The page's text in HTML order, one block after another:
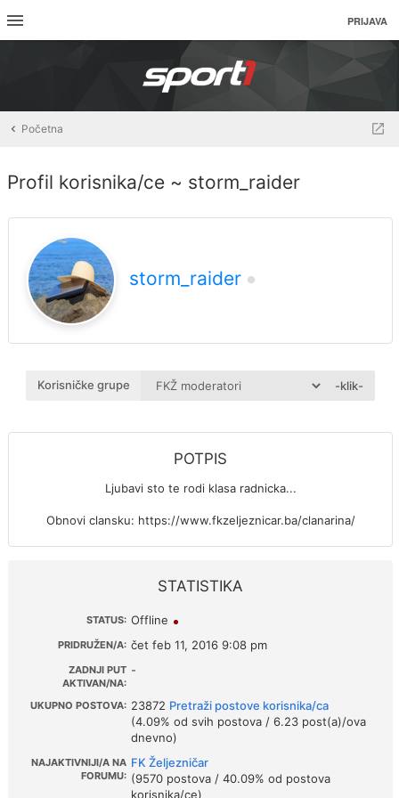
PRIJAVA
Početna
Profil korisnika/ce ~ storm_raider
storm_raider
Korisničke grupe -klik-
POTPIS
Ljubavi sto te rodi klasa radnicka...
Obnovi clansku: https://www.fkzeljeznicar.ba/clanarina/
STATISTIKA
STATUS: Offline
PRIDRUŽEN/A: čet feb 11, 2016 9:08 pm
ZADNJI PUT
AKTIVAN/NA:
-
UKUPNO POSTOVA: 23872 Pretraži postove korisnika/ca
(4.09% od svih postova / 6.23 post(a)/ova
dnevno)
NAJAKTIVNIJI/A NA
FORUMU:
FK Željezničar
(9570 postova / 40.09% od postova
korisnika/ce)